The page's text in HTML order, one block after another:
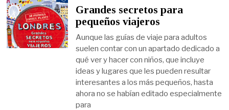
Grandes secretos para
pequeños viajeros
Aunque las guías de viaje para adultos
suelen contar con un apartado dedicado a
qué ver y hacer con niños, que incluye
ideas y lugares que les pueden resultar
interesantes a los más pequeños, hasta
ahora no se habían editado especialmente
para